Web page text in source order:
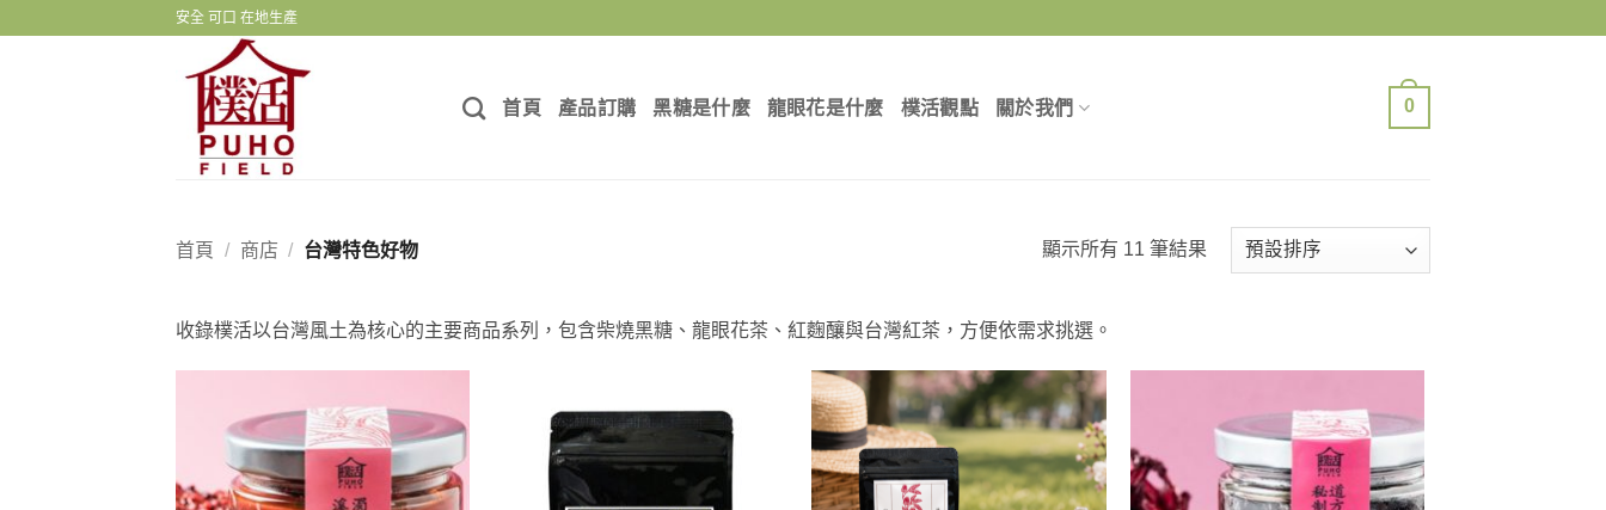
安全 可口 在地生產
首頁 產品訂購 黑糖是什麼 龍眼花是什麼 樸活觀點 關於我們 0
首頁 / 商店 / 台灣特色好物 顯示所有 11 筆結果
收錄樸活以台灣風土為核心的主要商品系列，包含柴燒黑糖、龍眼花茶、紅麴釀與台灣紅茶，方便依需求挑選。